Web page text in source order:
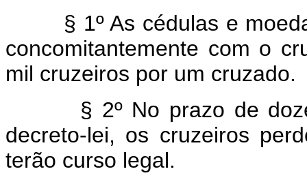
§ 1º As cédulas e
concomitantemente com o
mil cruzeiros por um cruzado.
§ 2º No prazo de doze
decreto-lei, os cruzeiros
terão curso legal.